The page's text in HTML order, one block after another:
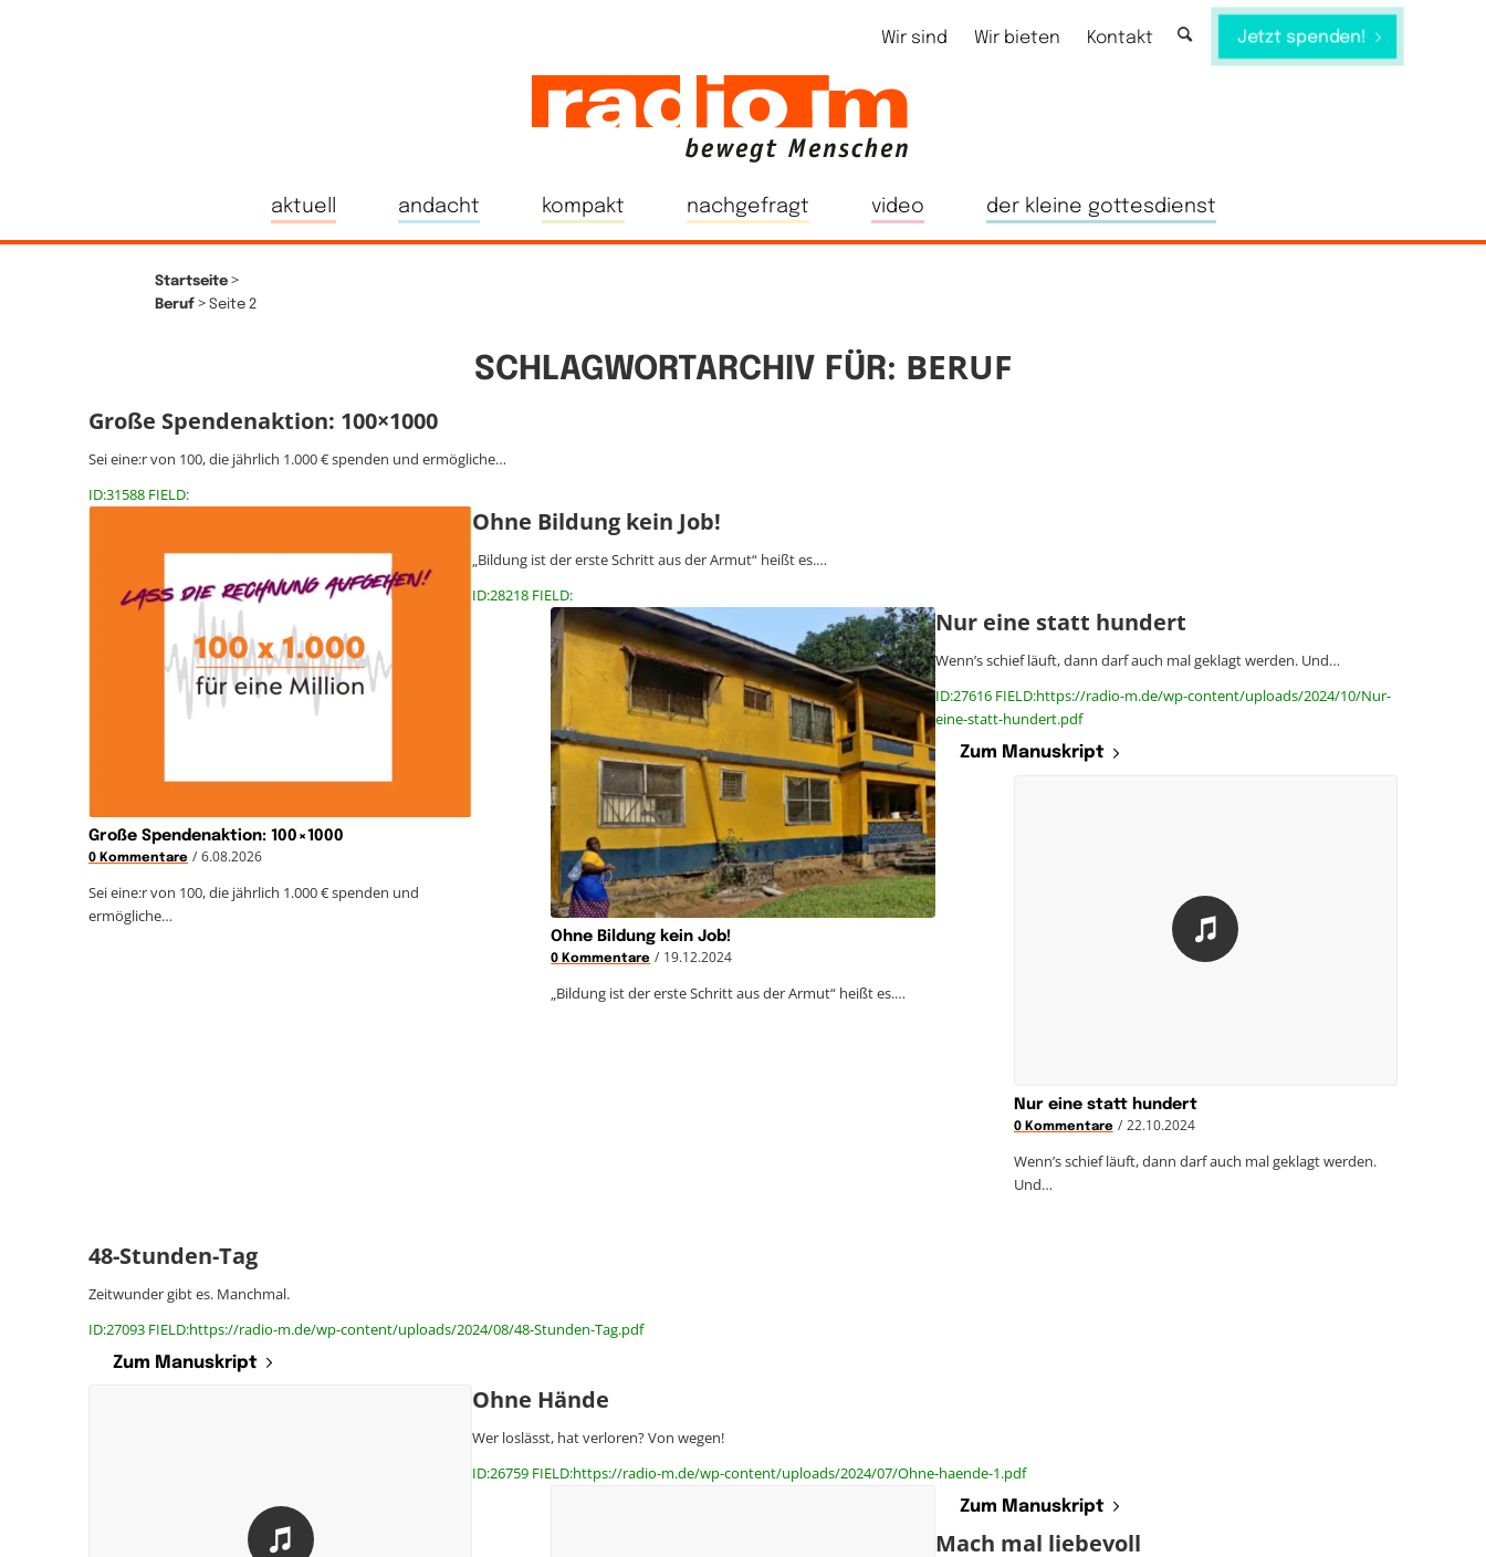
Wir sind Wir bieten Kontakt Jetzt spenden!
aktuell andacht kompakt nachgefragt video der kleine gottesdienst
Startseite >
Beruf > Seite 2
SCHLAGWORTARCHIV FÜR: BERUF
Große Spendenaktion: 100×1000
Sei eine:r von 100, die jährlich 1.000 € spenden und ermögliche…
ID:31588 FIELD:
Große Spendenaktion: 100×1000
0 Kommentare / 6.08.2026
Sei eine:r von 100, die jährlich 1.000 € spenden und
ermögliche…
Ohne Bildung kein Job!
„Bildung ist der erste Schritt aus der Armut“ heißt es.…
ID:28218 FIELD:
Ohne Bildung kein Job!
0 Kommentare / 19.12.2024
„Bildung ist der erste Schritt aus der Armut“ heißt es.…
Nur eine statt hundert
Wenn’s schief läuft, dann darf auch mal geklagt werden. Und…
ID:27616 FIELD:https://radio-m.de/wp-content/uploads/2024/10/Nur-
eine-statt-hundert.pdf
Zum Manuskript
Nur eine statt hundert
0 Kommentare / 22.10.2024
Wenn’s schief läuft, dann darf auch mal geklagt werden.
Und…
48-Stunden-Tag
Zeitwunder gibt es. Manchmal.
ID:27093 FIELD:https://radio-m.de/wp-content/uploads/2024/08/48-Stunden-Tag.pdf
Zum Manuskript
Ohne Hände
Wer loslässt, hat verloren? Von wegen!
ID:26759 FIELD:https://radio-m.de/wp-content/uploads/2024/07/Ohne-haende-1.pdf
Zum Manuskript
Mach mal liebevoll